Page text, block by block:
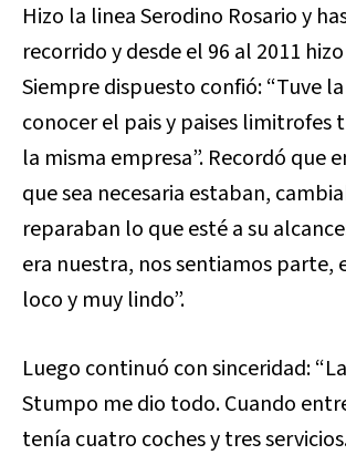
Hizo la linea Serodino Rosario y
recorrido y desde el 96 al 2011
Siempre dispuesto confió: “Tuve
conocer el pais y paises limitrofes
la misma empresa”. Recordó que
que sea necesaria estaban,
reparaban lo que esté a su
era nuestra, nos sentiamos parte,
loco y muy lindo”.
Luego continuó con sinceridad:
Stumpo me dio todo. Cuando
tenía cuatro coches y tres